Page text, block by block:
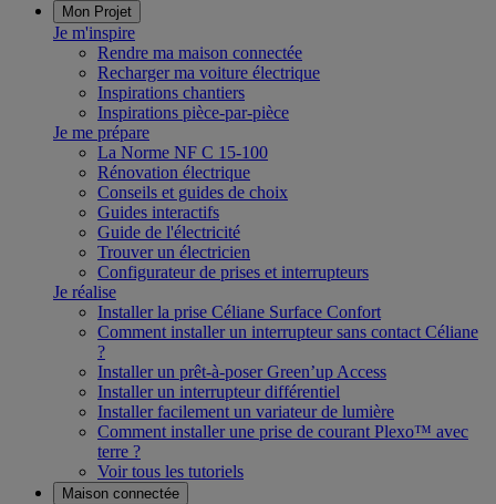
Mon Projet
Je m'inspire
Rendre ma maison connectée
Recharger ma voiture électrique
Inspirations chantiers
Inspirations pièce-par-pièce
Je me prépare
La Norme NF C 15-100
Rénovation électrique
Conseils et guides de choix
Guides interactifs
Guide de l'électricité
Trouver un électricien
Configurateur de prises et interrupteurs
Je réalise
Installer la prise Céliane Surface Confort
Comment installer un interrupteur sans contact Céliane
?
Installer un prêt-à-poser Green’up Access
Installer un interrupteur différentiel
Installer facilement un variateur de lumière
Comment installer une prise de courant Plexo™ avec
terre ?
Voir tous les tutoriels
Maison connectée